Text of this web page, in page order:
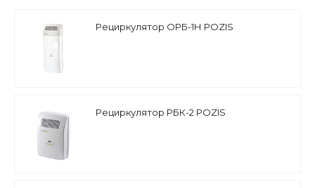
Рециркулятор ОРБ-1Н POZIS
Рециркулятор РБК-2 POZIS